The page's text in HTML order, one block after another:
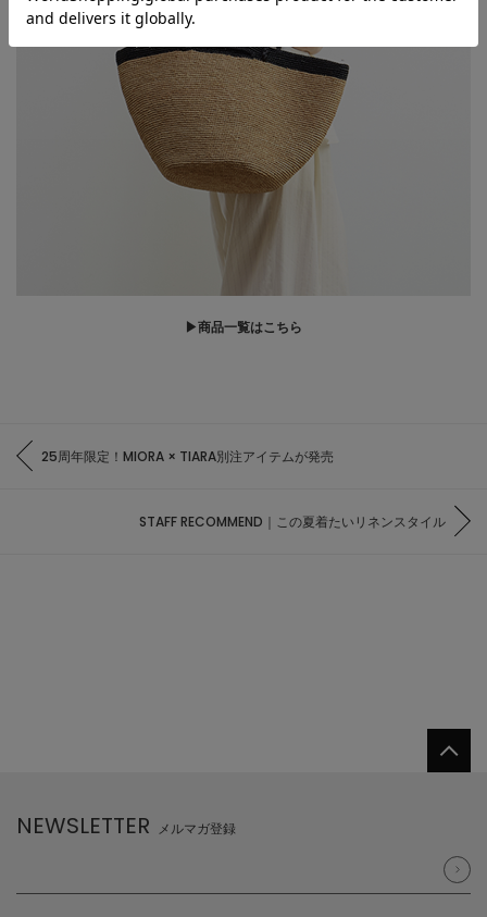
▶商品一覧はこちら
25周年限定！MIORA × TIARA別注アイテムが発売
STAFF RECOMMEND｜この夏着たいリネンスタイル
NEWSLETTER メルマガ登録